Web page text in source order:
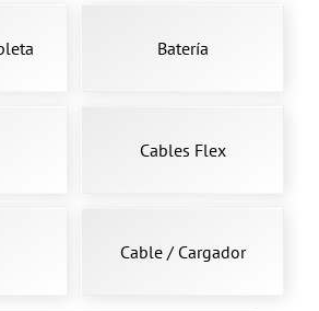
Batería
Cables Flex
Cable / Cargador